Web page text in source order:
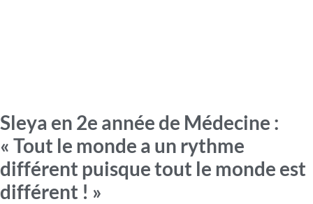
Sleya en 2e année de Médecine :
« Tout le monde a un rythme
différent puisque tout le monde est
différent ! »